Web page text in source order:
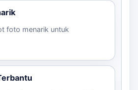
foto menarik untuk